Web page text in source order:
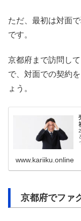
ただ、最初は対面
です。
京都府まで訪問し
で、対面での契約
ょう。
www.kariiku.online
京都府でファ